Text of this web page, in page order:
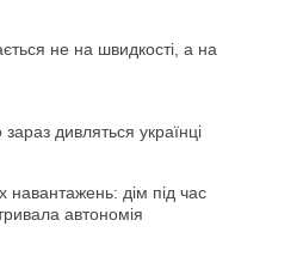
не на швидкості, а на
дивляться українці
навантажень: дім під час
автономія